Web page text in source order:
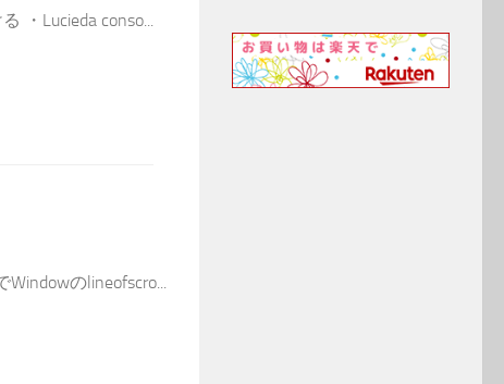
・Lucieda conso...
のlineofscro...